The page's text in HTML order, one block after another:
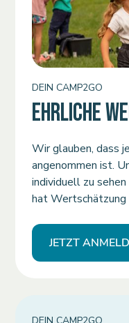
DEIN CAMP2GO
EHRLICHE
Wir glauben, dass
angenommen ist.
individuell zu
hat
JETZT